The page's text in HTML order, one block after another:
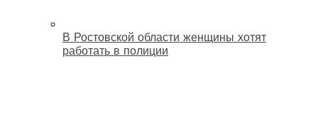
В Ростовской области женщины хотят
работать в полиции